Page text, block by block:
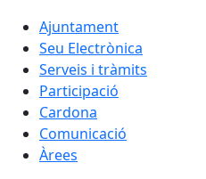
Ajuntament
Seu Electrònica
Serveis i tràmits
Participació
Cardona
Comunicació
Àrees